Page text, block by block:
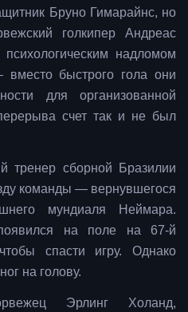
Бруно Гимарайнс, но
голкипер Андреас
надломом
быстрого гола они
для организованной
счет так и не был
тренер сборной Бразилии
команды — вернувшегося
мундиаля Неймара.
на поле на 67-й
спасти игру. Однако
на голову.
Эрлинг Холанд,